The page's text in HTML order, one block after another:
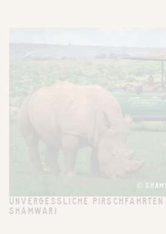
©
UNVERGESSLICHE
SHAMWARI